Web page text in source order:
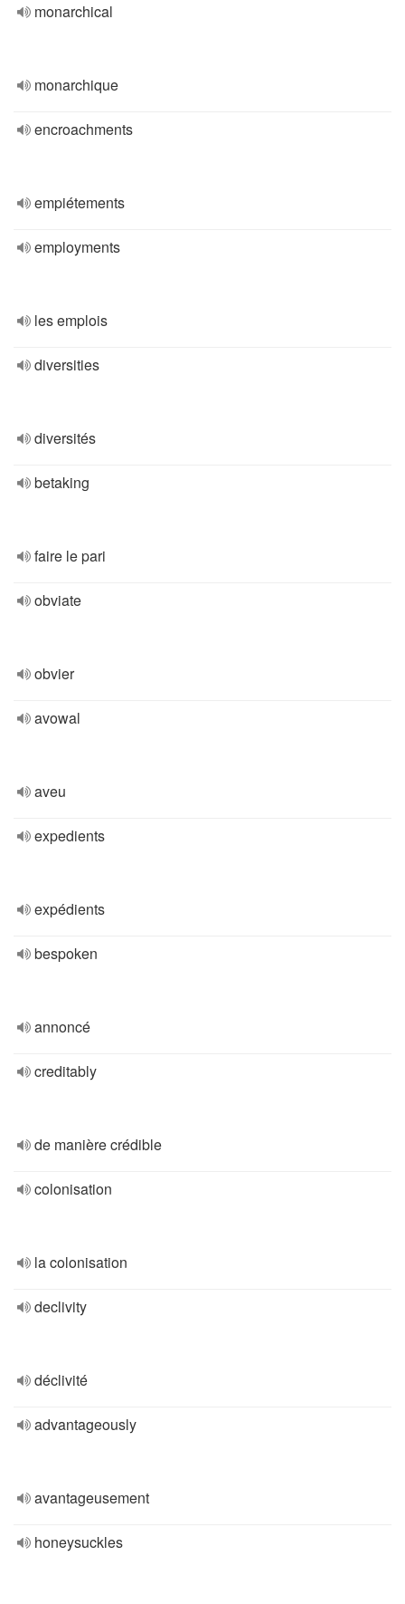
monarchical
monarchique
encroachments
empiétements
employments
les emplois
diversities
diversités
betaking
faire le pari
obviate
obvier
avowal
aveu
expedients
expédients
bespoken
annoncé
creditably
de manière crédible
colonisation
la colonisation
declivity
déclivité
advantageously
avantageusement
honeysuckles